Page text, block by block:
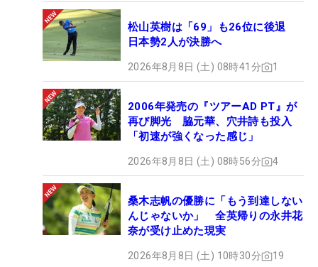
松山英樹は「69」も26位に後退
日本勢2人が決勝へ
2026年8月8日 (土) 08時41分 1
2006年発売の『ツアーAD PT』が
再び脚光 脇元華、穴井詩も投入
「初速が強くなった感じ」
2026年8月8日 (土) 08時56分 4
桑木志帆の優勝に「もう到達しない
んじゃないか」 全英帰りの永井花
奈が受け止めた現実
2026年8月8日 (土) 10時30分 19